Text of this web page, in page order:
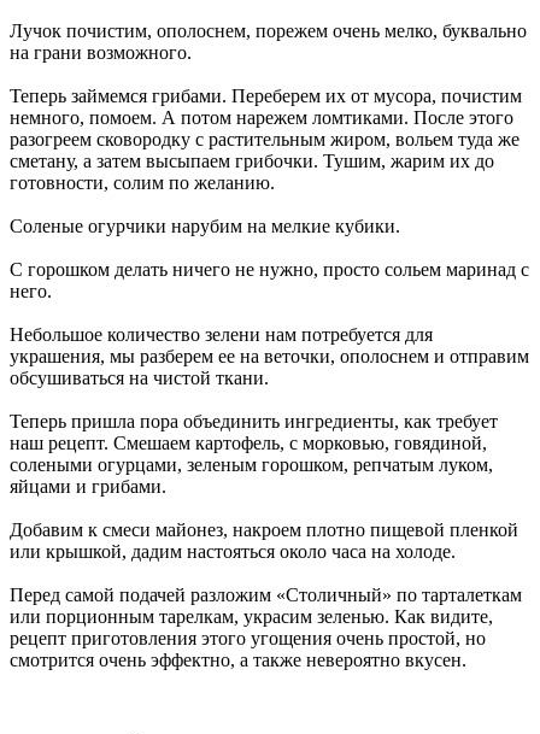
Лучок почистим, ополоснем, порежем очень мелко, буквально
на грани возможного.
Теперь займемся грибами. Переберем их от мусора, почистим
немного, помоем. А потом нарежем ломтиками. После этого
разогреем сковородку с растительным жиром, вольем туда же
сметану, а затем высыпаем грибочки. Тушим, жарим их до
готовности, солим по желанию.
Соленые огурчики нарубим на мелкие кубики.
С горошком делать ничего не нужно, просто сольем маринад с
него.
Небольшое количество зелени нам потребуется для
украшения, мы разберем ее на веточки, ополоснем и отправим
обсушиваться на чистой ткани.
Теперь пришла пора объединить ингредиенты, как требует
наш рецепт. Смешаем картофель, с морковью, говядиной,
солеными огурцами, зеленым горошком, репчатым луком,
яйцами и грибами.
Добавим к смеси майонез, накроем плотно пищевой пленкой
или крышкой, дадим настояться около часа на холоде.
Перед самой подачей разложим «Столичный» по тарталеткам
или порционным тарелкам, украсим зеленью. Как видите,
рецепт приготовления этого угощения очень простой, но
смотрится очень эффектно, а также невероятно вкусен.